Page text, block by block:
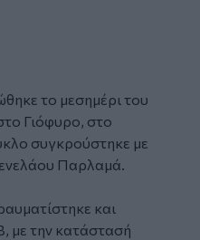
το μεσημέρι του
Γιόφυρο, στο
συγκρούστηκε με
Παρλαμά.
και
με την κατάστασή